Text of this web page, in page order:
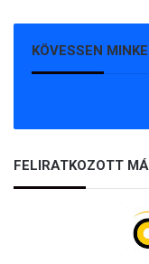
KÖVESSEN
FELIRATKOZOTT